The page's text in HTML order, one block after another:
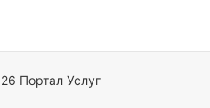
Портал Услуг